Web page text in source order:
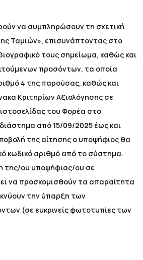
να συμπληρώσουν τη σχετική
Ταμιών», επισυνάπτοντας στο
τους σημείωμα, καθώς και
προσόντων, τα οποία
4 της παρούσας, καθώς και
Κριτηρίων Αξιολόγησης σε
του Φορέα στο
από 15/09/2025 έως και
της αίτησης ο υποψήφιος θα
κωδικό αριθμό από το σύστημα.
της/ου υποψήφιας/ου σε
να προσκομισθούν τα απαραίτητα
την ύπαρξη των
(σε ευκρινείς φωτοτυπίες των